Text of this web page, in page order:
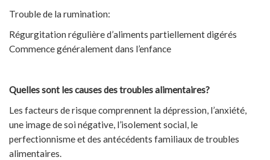
Trouble de la rumination:
Régurgitation régulière d’aliments partiellement digérés
Commence généralement dans l’enfance
Quelles sont les causes des troubles alimentaires?
Les facteurs de risque comprennent la dépression, l’anxiété,
une image de soi négative, l’isolement social, le
perfectionnisme et des antécédents familiaux de troubles
alimentaires.